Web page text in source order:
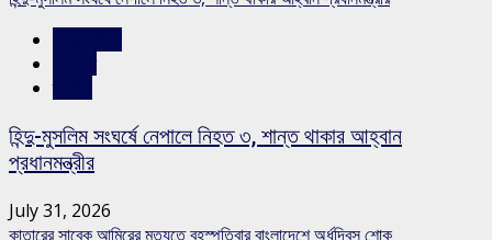
হিন্দু-মুসলিম সংঘর্ষে নেপালে নিহত ৩, শান্ত থাকার আহ্বান
প্রধানমন্ত্রীর
July 31, 2026
কাতারের সাবেক আমিরের মৃত্যুতে বৃহস্পতিবার বাংলাদেশে অর্ধদিবস শোক